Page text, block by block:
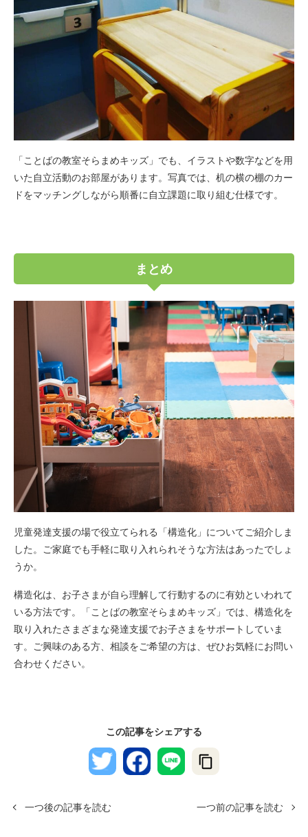
「ことばの教室そらまめキッズ」でも、イラストや数字などを用
いた自立活動のお部屋があります。写真では、机の横の棚のカー
ドをマッチングしながら順番に自立課題に取り組む仕様です。
まとめ
児童発達支援の場で役立てられる「構造化」についてご紹介しま
した。ご家庭でも手軽に取り入れられそうな方法はあったでしょ
うか。
構造化は、お子さまが自ら理解して行動するのに有効といわれて
いる方法です。「ことばの教室そらまめキッズ」では、構造化を
取り入れたさまざまな発達支援でお子さまをサポートしていま
す。ご興味のある方、相談をご希望の方は、ぜひお気軽にお問い
合わせください。
この記事をシェアする
一つ後の記事を読む 一つ前の記事を読む